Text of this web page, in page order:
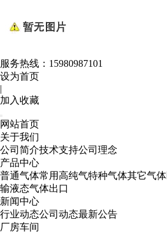
服务热线： 15980987101
设为首页
|
加入收藏
网站首页
关于我们
公司简介技术支持公司理念
产品中心
普通气体常用高纯气特种气体其它气体
输液态气体出口
新闻中心
行业动态公司动态最新公告
厂房车间